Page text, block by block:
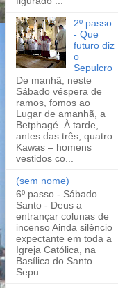
2º passo
- Que
futuro diz
o
Sepulcro
De manhã, neste
Sábado véspera de
ramos, fomos ao
Lugar de amanhã, a
Betphagé. À tarde,
antes das três, quatro
Kawas – homens
vestidos co...
(sem nome)
6º passo - Sábado
Santo - Deus a
entrançar colunas de
incenso Ainda silêncio
expectante em toda a
Igreja Católica, na
Basílica do Santo
Sepu...